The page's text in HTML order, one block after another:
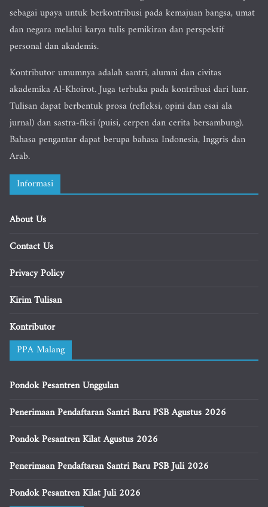
sebagai upaya untuk berkontribusi pada kemajuan bangsa, umat
dan negara melalui karya tulis pemikiran dan perspektif
personal dan akademis.
Kontributor umumnya adalah santri, alumni dan civitas
akademika Al-Khoirot. Juga terbuka pada kontribusi dari luar.
Tulisan dapat berbentuk prosa (refleksi, opini dan esai ala
jurnal) dan sastra-fiksi (puisi, cerpen dan cerita bersambung).
Bahasa pengantar dapat berupa bahasa Indonesia, Inggris dan
Arab.
Informasi
About Us
Contact Us
Privacy Policy
Kirim Tulisan
Kontributor
PPA Malang
Pondok Pesantren Unggulan
Penerimaan Pendaftaran Santri Baru PSB Agustus 2026
Pondok Pesantren Kilat Agustus 2026
Penerimaan Pendaftaran Santri Baru PSB Juli 2026
Pondok Pesantren Kilat Juli 2026